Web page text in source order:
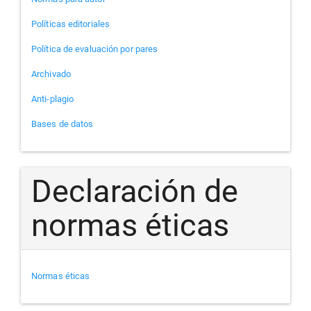
Políticas editoriales
Política de evaluación por pares
Archivado
Anti-plagio
Bases de datos
Declaración de
normas éticas
Normas éticas